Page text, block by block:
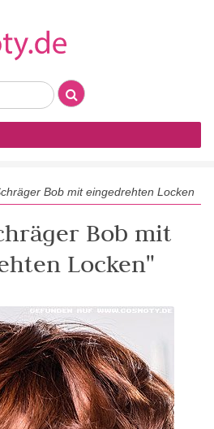
Bob mit eingedrehten Locken
Bob mit
Locken"